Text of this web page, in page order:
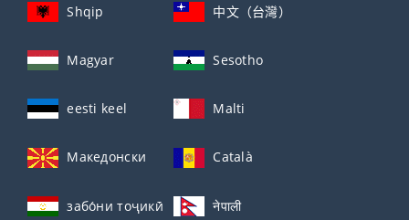
Shqip 中文（台灣）
Magyar Sesotho
eesti keel Malti
Македонски Català
забо́ни тоҷикӣ́ नेपाली